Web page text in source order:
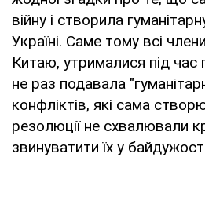
війну і створила
Україні. Саме тому всі
Китаю, утрималися під час
не раз подавала
конфліктів, які сама
резолюції не схвалювали
звинуватити їх у